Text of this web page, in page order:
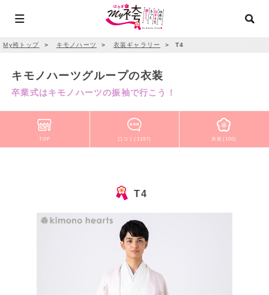
My袴トップ ＞ キモノハーツ ＞ 衣装ギャラリー ＞ T4
キモノハーツグループの衣装
卒業式はキモノハーツの振袖で行こう！
TOP 口コミ(1197) 衣装(100)
T4